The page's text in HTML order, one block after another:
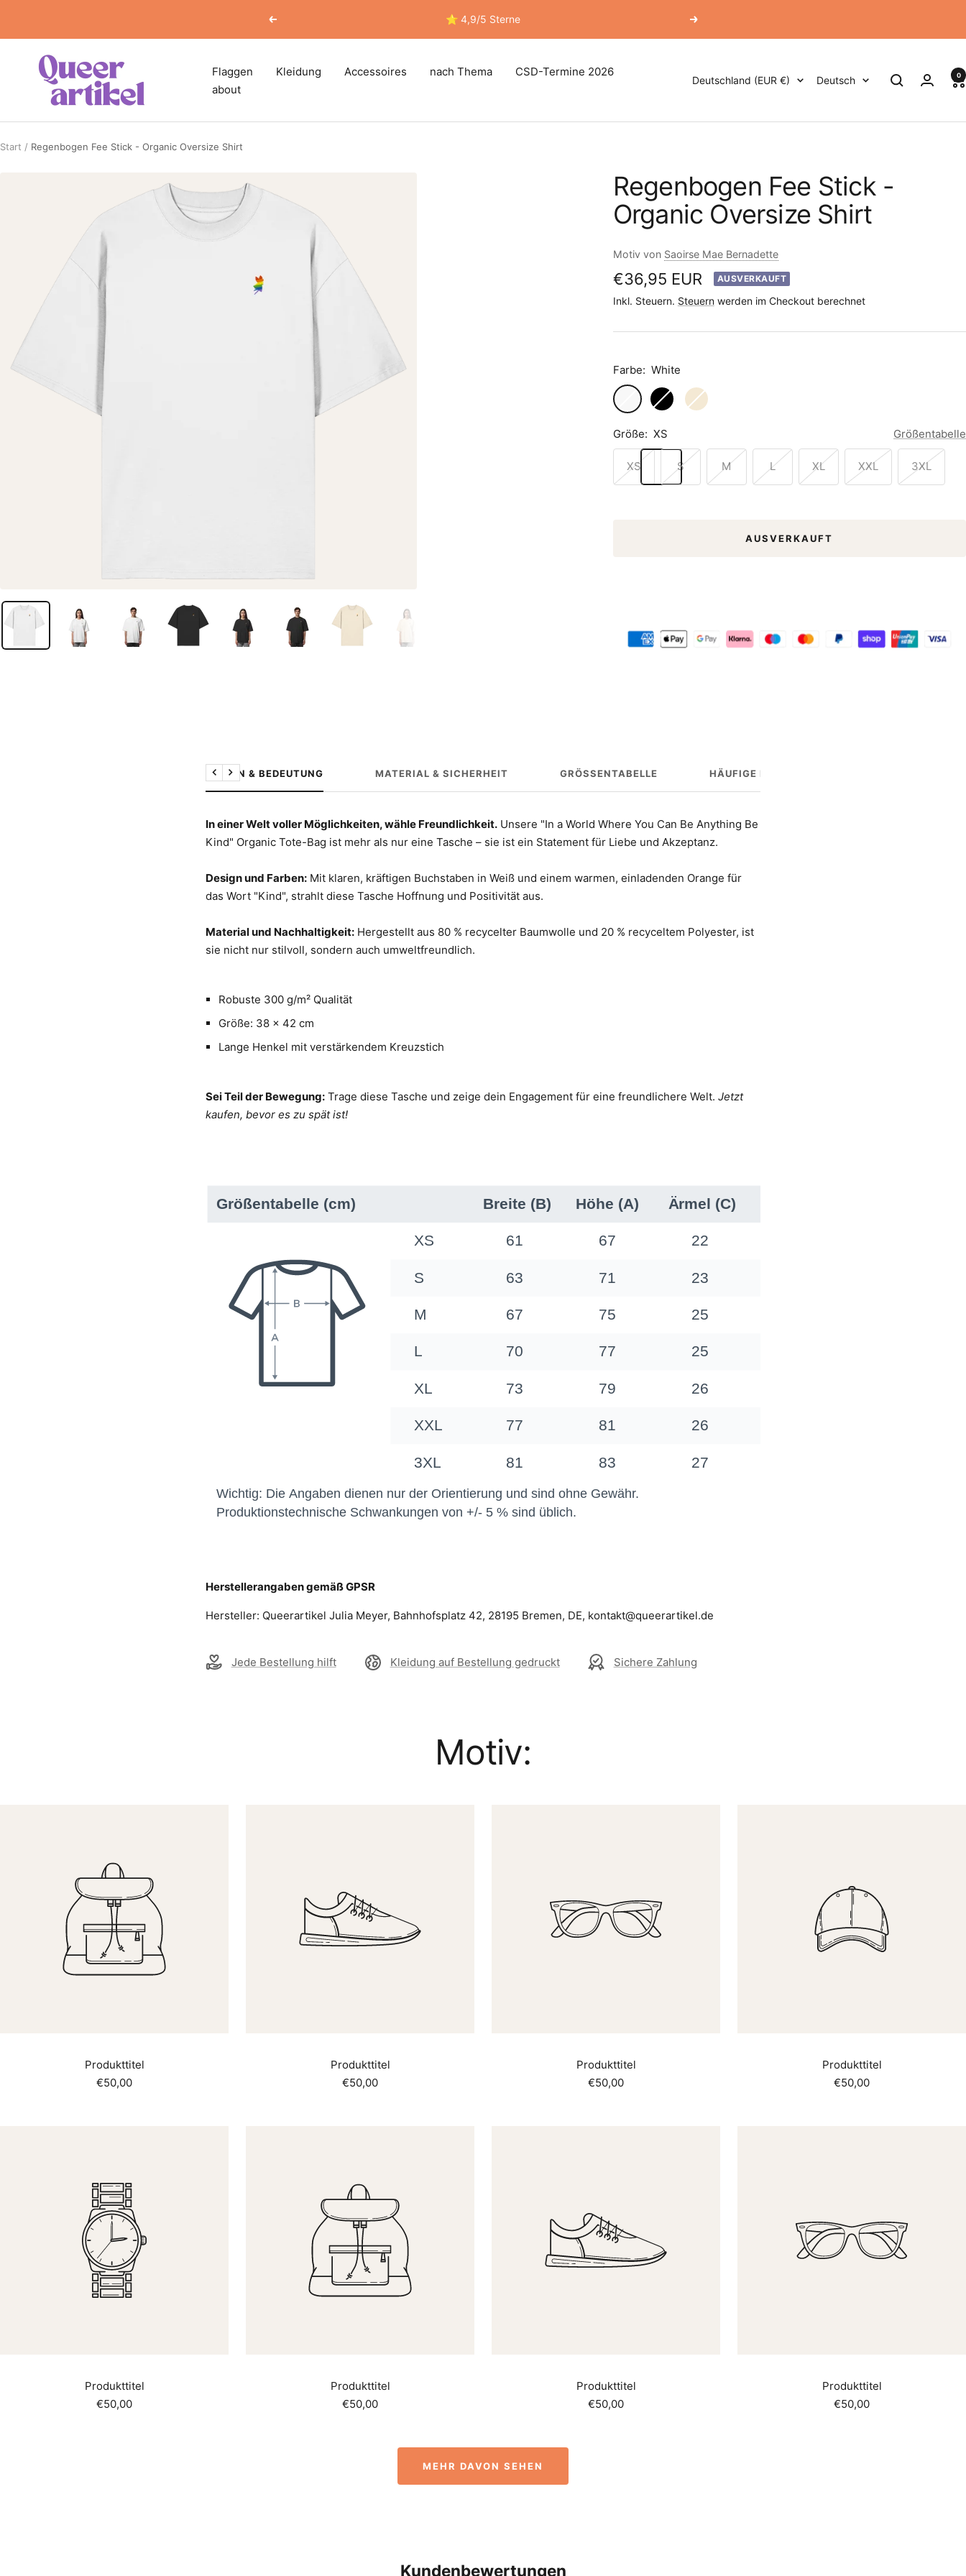
Zurück ⭐ 4,9/5 Sterne Weiter
Flaggen Kleidung Accessoires nach Thema
CSD-Termine 2026
about
Queerartikel
Land/Region
Deutschland (EUR €) Sprache
Deutsch 0
Start Regenbogen Fee Stick - Organic Oversize Shirt
Regenbogen Fee Stick -
Organic Oversize Shirt
Motiv von Saoirse Mae Bernadette
Angebotspreis
€36,95 EUR AUSVERKAUFT
Inkl. Steuern. Steuernwerden im Checkout berechnet
Farbe: White
White
Black
Natural
Raw
Größe: XS Größentabelle
XS S M L XL XXL 3XL
AUSVERKAUFT
DESIGN & BEDEUTUNG MATERIAL & SICHERHEIT GRÖSSENTABELLE HÄUFIGE FRAGEN
ZurückWeiter
In einer Welt voller Möglichkeiten, wähle Freundlichkeit.Unsere "In a World Where You Can Be Anything Be
Kind" Organic Tote-Bag ist mehr als nur eine Tasche – sie ist ein Statement für Liebe und Akzeptanz.
Design und Farben:Mit klaren, kräftigen Buchstaben in Weiß und einem warmen, einladenden Orange für
das Wort "Kind", strahlt diese Tasche Hoffnung und Positivität aus.
Material und Nachhaltigkeit:Hergestellt aus 80 % recycelter Baumwolle und 20 % recyceltem Polyester, ist
sie nicht nur stilvoll, sondern auch umweltfreundlich.
Robuste 300 g/m² Qualität
Größe: 38 x 42 cm
Lange Henkel mit verstärkendem Kreuzstich
Sei Teil der Bewegung:Trage diese Tasche und zeige dein Engagement für eine freundlichere Welt. Jetzt
kaufen, bevor es zu spät ist!
Herstellerangaben gemäß GPSR
Hersteller: Queerartikel Julia Meyer, Bahnhofsplatz 42, 28195 Bremen, DE, kontakt@queerartikel.de
Jede Bestellung hilft Kleidung auf Bestellung gedruckt Sichere Zahlung
Motiv:
Produkttitel
Angebotspreis
€50,00
Produkttitel
Angebotspreis
€50,00
Produkttitel
Angebotspreis
€50,00
Produkttitel
Angebotspreis
€50,00
Produkttitel
Angebotspreis
€50,00
Produkttitel
Angebotspreis
€50,00
Produkttitel
Angebotspreis
€50,00
Produkttitel
Angebotspreis
€50,00
MEHR DAVON SEHEN
Kundenbewertungen